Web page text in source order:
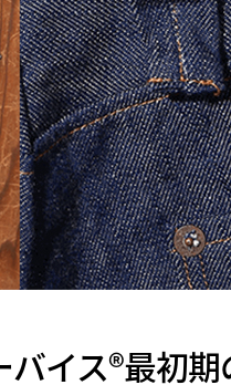
イス®最初